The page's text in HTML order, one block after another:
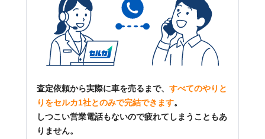
査定依頼から実際に車を売るまで、 すべてのやりと
りをセルカ1社とのみで完結できます。
しつこい営業電話もないので疲れてしまうこともあ
りません。